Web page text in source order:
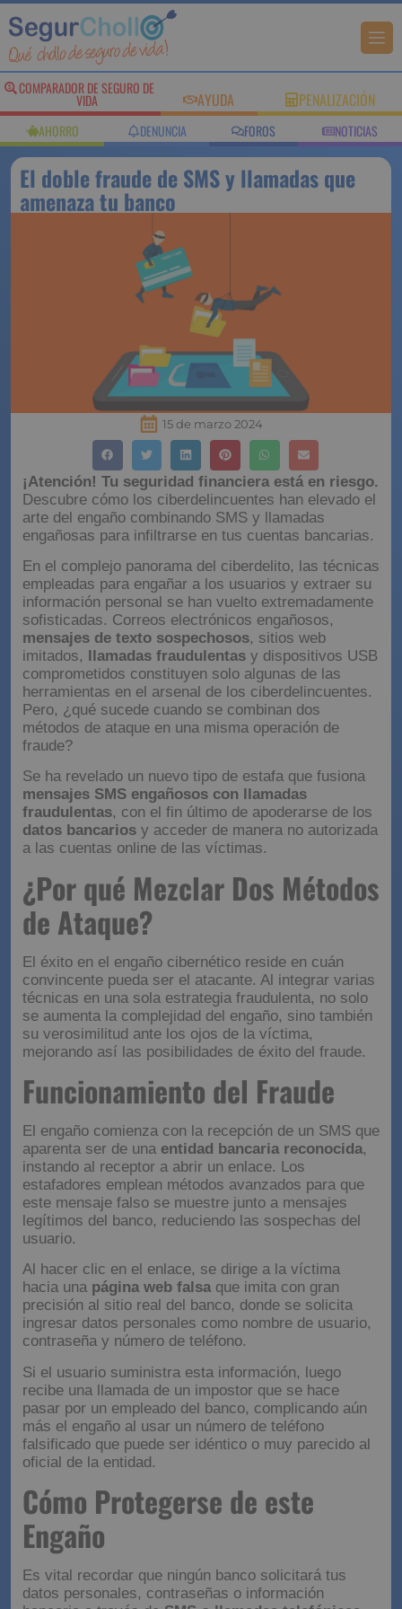
COMPARADOR DE SEGURO DE
VIDA AYUDA PENALIZACIÓN
AHORRO DENUNCIA FOROS NOTICIAS
El doble fraude de SMS y llamadas que
amenaza tu banco
15 de marzo 2024
¡Atención! Tu seguridad financiera está en riesgo.
Descubre cómo los ciberdelincuentes han elevado el
arte del engaño combinando SMS y llamadas
engañosas para infiltrarse en tus cuentas bancarias.
En el complejo panorama del ciberdelito, las técnicas
empleadas para engañar a los usuarios y extraer su
información personal se han vuelto extremadamente
sofisticadas. Correos electrónicos engañosos,
mensajes de texto sospechosos, sitios web
imitados, llamadas fraudulentas y dispositivos USB
comprometidos constituyen solo algunas de las
herramientas en el arsenal de los ciberdelincuentes.
Pero, ¿qué sucede cuando se combinan dos
métodos de ataque en una misma operación de
fraude?
Se ha revelado un nuevo tipo de estafa que fusiona
mensajes SMS engañosos con llamadas
fraudulentas, con el fin último de apoderarse de los
datos bancarios y acceder de manera no autorizada
a las cuentas online de las víctimas.
¿Por qué Mezclar Dos Métodos
de Ataque?
El éxito en el engaño cibernético reside en cuán
convincente pueda ser el atacante. Al integrar varias
técnicas en una sola estrategia fraudulenta, no solo
se aumenta la complejidad del engaño, sino también
su verosimilitud ante los ojos de la víctima,
mejorando así las posibilidades de éxito del fraude.
Funcionamiento del Fraude
El engaño comienza con la recepción de un SMS que
aparenta ser de una entidad bancaria reconocida,
instando al receptor a abrir un enlace. Los
estafadores emplean métodos avanzados para que
este mensaje falso se muestre junto a mensajes
legítimos del banco, reduciendo las sospechas del
usuario.
Al hacer clic en el enlace, se dirige a la víctima
hacia una página web falsaque imita con gran
precisión al sitio real del banco, donde se solicita
ingresar datos personales como nombre de usuario,
contraseña y número de teléfono.
Si el usuario suministra esta información, luego
recibe una llamada de un impostor que se hace
pasar por un empleado del banco, complicando aún
más el engaño al usar un número de teléfono
falsificado que puede ser idéntico o muy parecido al
oficial de la entidad.
Cómo Protegerse de este
Engaño
Es vital recordar que ningún banco solicitará tus
datos personales, contraseñas o información